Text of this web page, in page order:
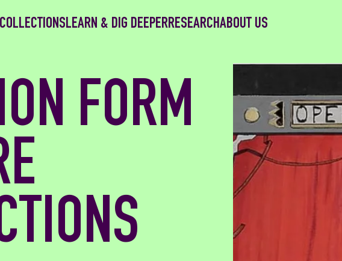
COLLECTIONSLEARN & DIG DEEPERRESEARCHABOUT US
FORM